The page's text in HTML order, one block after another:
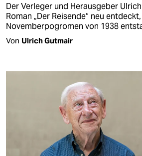
Der Verleger und Herausgeber
Roman „Der Reisende“ neu
Novemberpogromen von 1938
Von Ulrich Gutmair